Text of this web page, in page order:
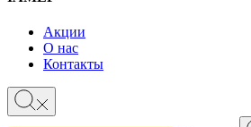
Акции
О нас
Контакты